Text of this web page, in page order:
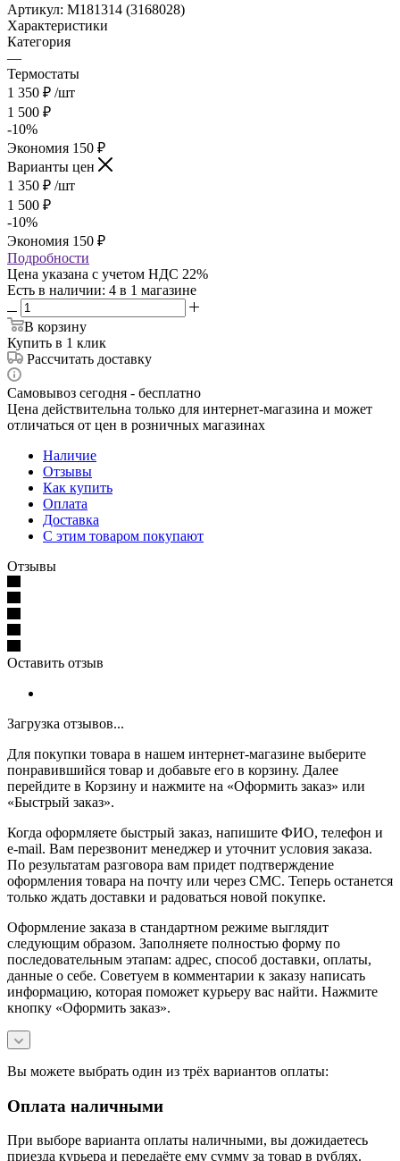
Артикул: М181314 (3168028)
Характеристики
Категория
—
Термостаты
1 350 ₽ /шт
1 500 ₽
-10%
Экономия 150 ₽
Варианты цен
1 350 ₽ /шт
1 500 ₽
-10%
Экономия 150 ₽
Подробности
Цена указана с учетом НДС 22%
Есть в наличии: 4 в 1 магазине
В корзину
Купить в 1 клик
Рассчитать доставку
Самовывоз сегодня - бесплатно
Цена действительна только для интернет-магазина и может
отличаться от цен в розничных магазинах
Наличие
Отзывы
Как купить
Оплата
Доставка
С этим товаром покупают
Отзывы
Оставить отзыв
Загрузка отзывов...
Для покупки товара в нашем интернет-магазине выберите
понравившийся товар и добавьте его в корзину. Далее
перейдите в Корзину и нажмите на «Оформить заказ» или
«Быстрый заказ».
Когда оформляете быстрый заказ, напишите ФИО, телефон и
e-mail. Вам перезвонит менеджер и уточнит условия заказа.
По результатам разговора вам придет подтверждение
оформления товара на почту или через СМС. Теперь останется
только ждать доставки и радоваться новой покупке.
Оформление заказа в стандартном режиме выглядит
следующим образом. Заполняете полностью форму по
последовательным этапам: адрес, способ доставки, оплаты,
данные о себе. Советуем в комментарии к заказу написать
информацию, которая поможет курьеру вас найти. Нажмите
кнопку «Оформить заказ».
Вы можете выбрать один из трёх вариантов оплаты:
Оплата наличными
При выборе варианта оплаты наличными, вы дожидаетесь
приезда курьера и передаёте ему сумму за товар в рублях.